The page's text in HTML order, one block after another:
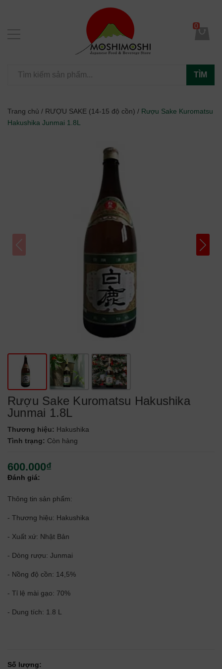
TÌM
0
Trang chủ / RƯỢU SAKE (14-15 độ cồn) / Rượu Sake Kuromatsu
Hakushika Junmai 1.8L
Rượu Sake Kuromatsu Hakushika
Junmai 1.8L
Thương hiệu: Hakushika
Tình trạng: Còn hàng
600.000₫
Đánh giá:
Thông tin sản phẩm:
- Thương hiệu: Hakushika
- Xuất xứ: Nhật Bản
- Dòng rượu: Junmai
- Nồng độ cồn: 14,5%
- Tỉ lệ mài gạo: 70%
- Dung tích: 1.8 L
Số lượng: